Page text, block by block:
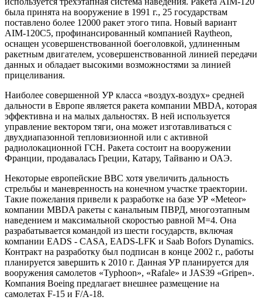
была принята на вооружение в 1991 г., 25 государствам
поставлено более 12000 ракет этого типа. Новый вариант
AIM-120C5, профинансированный компанией Raytheon,
оснащен усовершенствованной боеголовкой, удлиненным
ракетным двигателем, усовершенствованной линией передачи
данных и обладает высокими возможностями за линией
прицеливания.
Наиболее совершенной УР класса «воздух-воздух» средней
дальности в Европе является ракета компании MBDA, которая
эффективна и на малых дальностях. В ней используется
управление вектором тяги, она может изготавливаться с
двухдиапазонной тепловизионной или с активной
радиолокационной ГСН. Ракета состоит на вооружении
Франции, продавалась Греции, Катару, Тайваню и ОАЭ.
Некоторые европейские ВВС хотя увеличить дальность
стрельбы и маневренность на конечном участке траектории.
Такие пожелания привели к разработке на базе УР «Meteor»
компании MBDA ракеты с канальным ПВРД, многоэтапным
наведением и максимальной скоростью равной М=4. Она
разрабатывается командой из шести государств, включая
компании EADS - CASA, EADS-LFK и Saab Bofors Dynamics.
Контракт на разработку был подписан в конце 2002 г., работы
планируется завершить к 2010 г. Данная УР планируется для
вооружения самолетов «Typhoon», «Rafale» и JAS39 «Gripen».
Компания Boeing предлагает внешнее размещение на
самолетах F-15 и F/A-18.